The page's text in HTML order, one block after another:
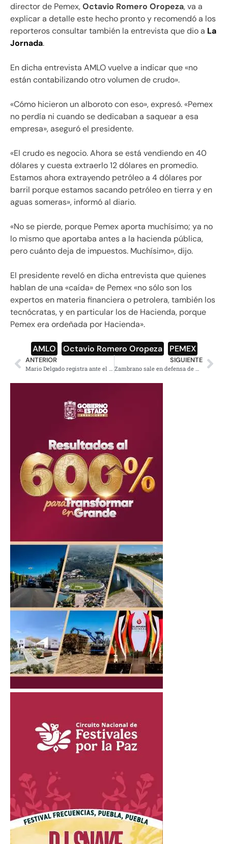
director de Pemex,Octavio Romero Oropeza, va a
explicar a detalle este hecho pronto y recomendó a los
reporteros consultar también la entrevista que dio a La
Jornada.
En dicha entrevista AMLO vuelve a indicar que «no
están contabilizando otro volumen de crudo».
«Cómo hicieron un alboroto con eso», expresó. «Pemex
no perdía ni cuando se dedicaban a saquear a esa
empresa», aseguró el presidente.
«El crudo es negocio. Ahora se está vendiendo en 40
dólares y cuesta extraerlo 12 dólares en promedio.
Estamos ahora extrayendo petróleo a 4 dólares por
barril porque estamos sacando petróleo en tierra y en
aguas someras», informó al diario.
«No se pierde, porque Pemex aporta muchísimo; ya no
lo mismo que aportaba antes a la hacienda pública,
pero cuánto deja de impuestos. Muchísimo», dijo.
El presidente reveló en dicha entrevista que quienes
hablan de una «caída» de Pemex «no sólo son los
expertos en materia financiera o petrolera, también los
tecnócratas, y en particular los de Hacienda, porque
Pemex era ordeñada por Hacienda».
AMLO Octavio Romero Oropeza PEMEX
ANTERIOR SIGUIENTE